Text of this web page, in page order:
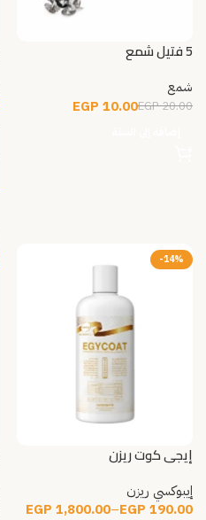
5 فتيل شمع
شمع
20.00
EGP
10.00
EGP
-14%
إيجي كوت ريزن
إيبوكسي ريزن
190.00
EGP
–
1,800.00
EGP